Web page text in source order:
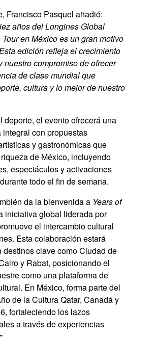
Francisco Pasquel añadió:
años del Longines Global
en México es un gran motivo
edición refleja el crecimiento
nuestro compromiso de ofrecer
de clase mundial que
cultura y lo mejor de nuestro
deporte, el evento ofrecerá una
con propuestas
y gastronómicas que
de México, incluyendo
espectáculos y activaciones
todo el fin de semana.
da la bienvenida a Years of
iniciativa global liderada por
el intercambio cultural
Esta colaboración estará
destinos clave como Ciudad de
y Rabat, posicionando el
como una plataforma de
En México, forma parte del
de la Cultura Qatar, Canadá y
fortaleciendo los lazos
a través de experiencias